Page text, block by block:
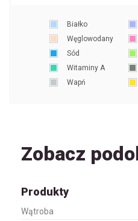
Białko
Węglowodany
Sód
Witaminy A
Wapń
Zobacz
Produkty
Wątroba